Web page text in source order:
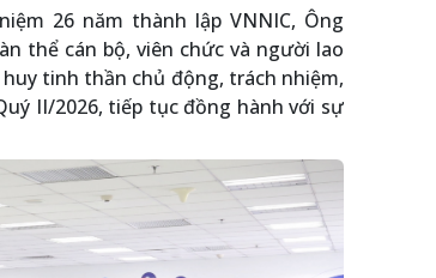
26 năm thành lập VNNIC, Ông
thể cán bộ, viên chức và người lao
tinh thần chủ động, trách nhiệm,
II/2026, tiếp tục đồng hành với sự